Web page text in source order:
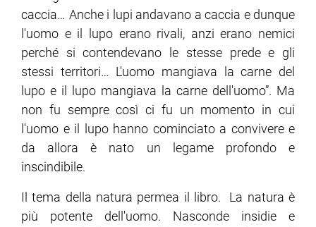
caccia… Anche i lupi andavano a caccia e dunque
l'uomo e il lupo erano rivali, anzi erano nemici
perché si contendevano le stesse prede e gli
stessi territori… L'uomo mangiava la carne del
lupo e il lupo mangiava la carne dell'uomo”. Ma
non fu sempre così ci fu un momento in cui
l'uomo e il lupo hanno cominciato a convivere e
da allora è nato un legame profondo e
inscindibile.
Il tema della natura permea il libro. La natura è
più potente dell'uomo. Nasconde insidie e